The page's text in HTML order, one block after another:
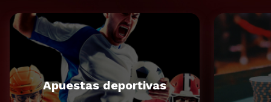
Apuestas deportivas